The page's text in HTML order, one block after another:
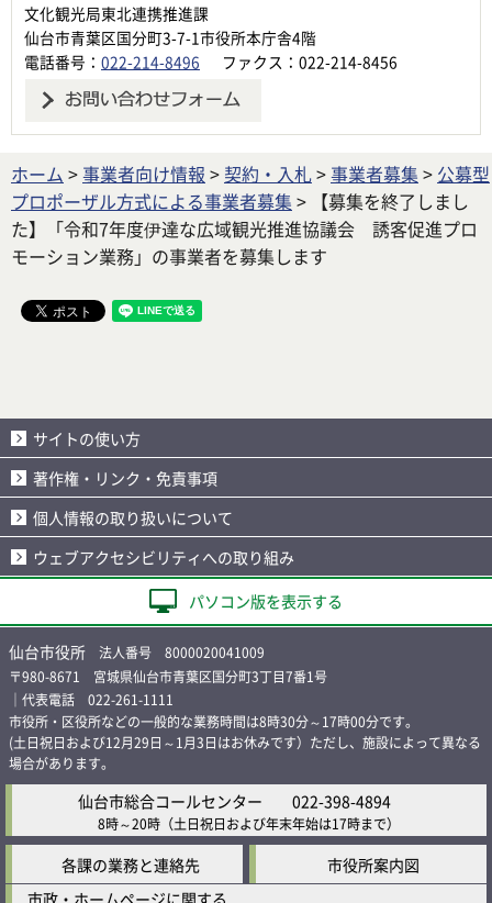
文化観光局東北連携推進課
仙台市青葉区国分町3-7-1市役所本庁舎4階
電話番号： 022-214-8496 ファクス：022-214-8456
ホーム >事業者向け情報 > 契約・入札>事業者募集 > 公募型
プロポーザル方式による事業者募集 > 【募集を終了しまし
た】「令和7年度伊達な広域観光推進協議会 誘客促進プロ
モーション業務」の事業者を募集します
サイトの使い方
著作権・リンク・免責事項
個人情報の取り扱いについて
ウェブアクセシビリティへの取り組み
パソコン版を表示する
仙台市役所 法人番号 8000020041009
〒980-8671 宮城県仙台市青葉区国分町3丁目7番1号
｜代表電話 022-261-1111
市役所・区役所などの一般的な業務時間は8時30分～17時00分です。
(土日祝日および12月29日～1月3日はお休みです）ただし、施設によって異なる
場合があります。
仙台市総合コールセンター 022-398-4894
8時～20時 （土日祝日および年末年始は17時まで）
各課の業務と連絡先
市役所案内図